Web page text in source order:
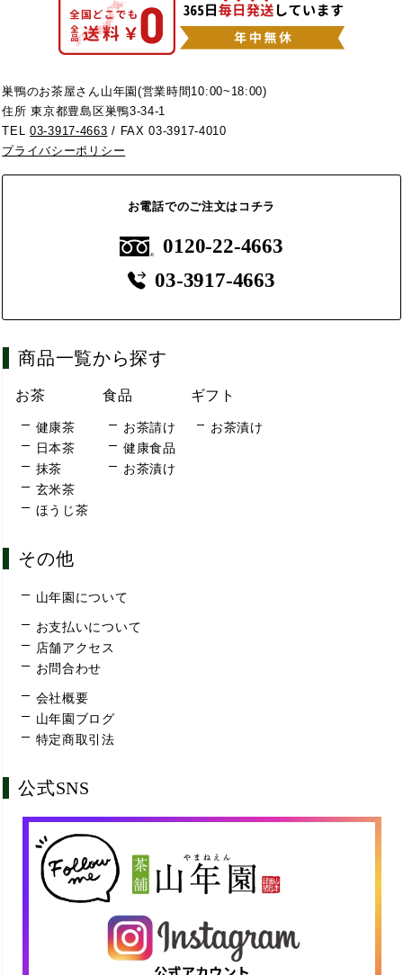
巣鴨のお茶屋さん山年園(営業時間10:00~18:00)
住所 東京都豊島区巣鴨3-34-1
TEL03-3917-4663 / FAX 03-3917-4010
プライバシーポリシー
お電話でのご注文はコチラ
0120-22-4663
03-3917-4663
商品一覧から探す
お茶
健康茶
日本茶
抹茶
玄米茶
ほうじ茶
食品
お茶請け
健康食品
お茶漬け
ギフト
お茶漬け
その他
山年園について
お支払いについて
店舗アクセス
お問合わせ
会社概要
山年園ブログ
特定商取引法
公式SNS